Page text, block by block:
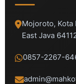
Mojoroto, Kota
East Java
0857-2267-